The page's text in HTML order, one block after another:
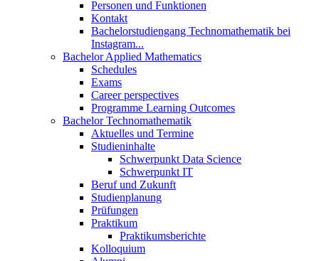
Personen und Funktionen
Kontakt
Bachelorstudiengang Technomathematik bei
Instagram...
Bachelor Applied Mathematics
Schedules
Exams
Career perspectives
Programme Learning Outcomes
Bachelor Technomathematik
Aktuelles und Termine
Studieninhalte
Schwerpunkt Data Science
Schwerpunkt IT
Beruf und Zukunft
Studienplanung
Prüfungen
Praktikum
Praktikumsberichte
Kolloquium